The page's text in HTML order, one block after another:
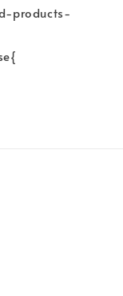
products-